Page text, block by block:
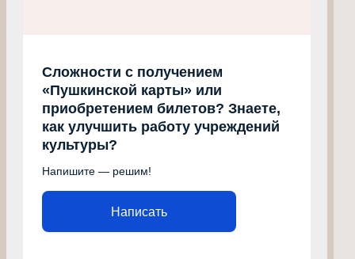
Сложности с получением
«Пушкинской карты» или
приобретением билетов? Знаете,
как улучшить работу учреждений
культуры?
Напишите — решим!
Написать